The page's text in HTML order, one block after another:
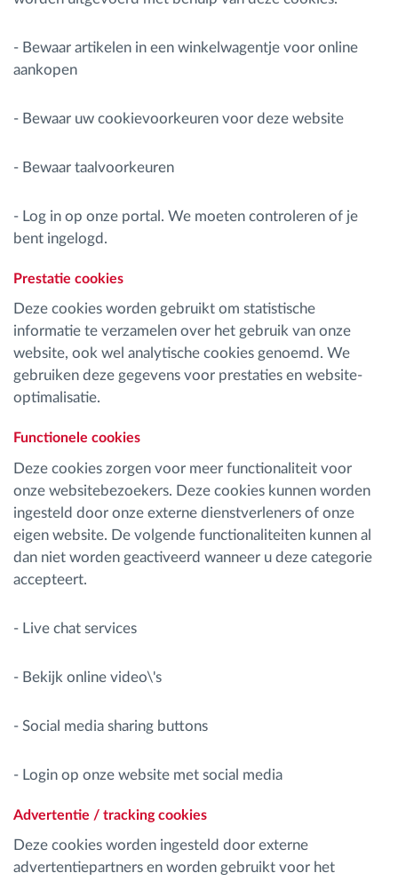
- Bewaar artikelen in een winkelwagentje voor online
aankopen
- Bewaar uw cookievoorkeuren voor deze website
- Bewaar taalvoorkeuren
- Log in op onze portal. We moeten controleren of je
bent ingelogd.
Prestatie cookies
Deze cookies worden gebruikt om statistische
informatie te verzamelen over het gebruik van onze
website, ook wel analytische cookies genoemd. We
gebruiken deze gegevens voor prestaties en website-
optimalisatie.
Functionele cookies
Deze cookies zorgen voor meer functionaliteit voor
onze websitebezoekers. Deze cookies kunnen worden
ingesteld door onze externe dienstverleners of onze
eigen website. De volgende functionaliteiten kunnen al
dan niet worden geactiveerd wanneer u deze categorie
accepteert.
- Live chat services
- Bekijk online video\'s
- Social media sharing buttons
- Login op onze website met social media
Advertentie / tracking cookies
Deze cookies worden ingesteld door externe
advertentiepartners en worden gebruikt voor het